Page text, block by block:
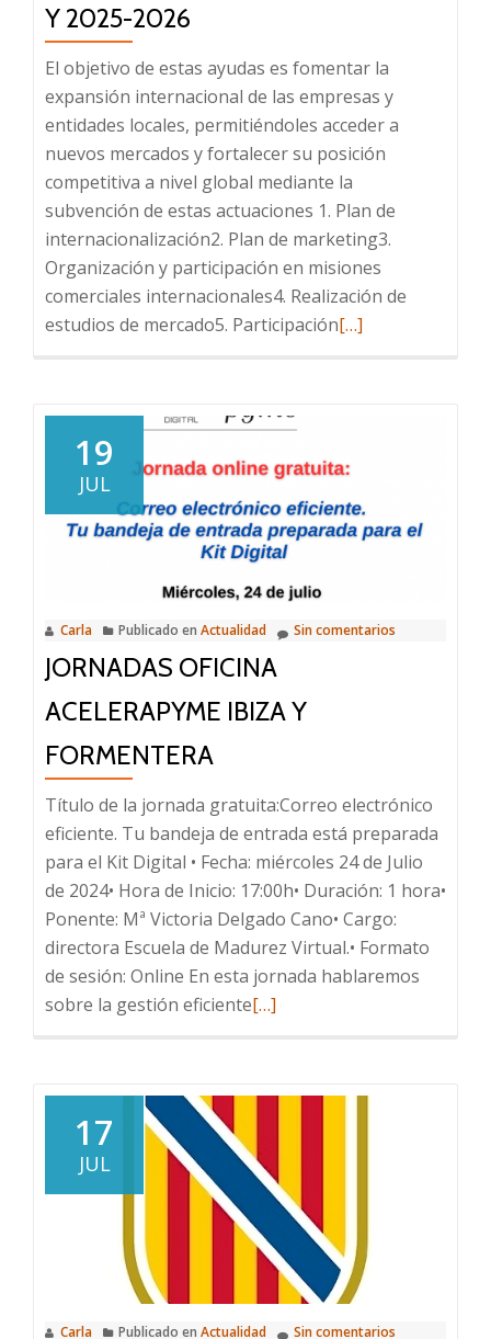
Y 2025-2026
El objetivo de estas ayudas es fomentar la
expansión internacional de las empresas y
entidades locales, permitiéndoles acceder a
nuevos mercados y fortalecer su posición
competitiva a nivel global mediante la
subvención de estas actuaciones 1. Plan de
internacionalización2. Plan de marketing3.
Organización y participación en misiones
comerciales internacionales4. Realización de
estudios de mercado5. ParticipaciónLeer
SUBVENCIONES
PROYECTOS
EN
2025
y
2025-
2026
[…]
19
JUL
Carla Publicado en Actualidad Sin comentarios
JORNADAS OFICINA
ACELERAPYME IBIZA Y
FORMENTERA
Título de la jornada gratuita:Correo electrónico
eficiente. Tu bandeja de entrada está preparada
para el Kit Digital • Fecha: miércoles 24 de Julio
de 2024• Hora de Inicio: 17:00h• Duración: 1 hora•
Ponente: Mª Victoria Delgado Cano• Cargo:
directora Escuela de Madurez Virtual.• Formato
de sesión: Online En esta jornada hablaremos
sobre la gestión eficienteLeer
AceleraPyme
Ibiza
Formentera
[…]
17
JUL
Carla Publicado en Actualidad Sin comentarios